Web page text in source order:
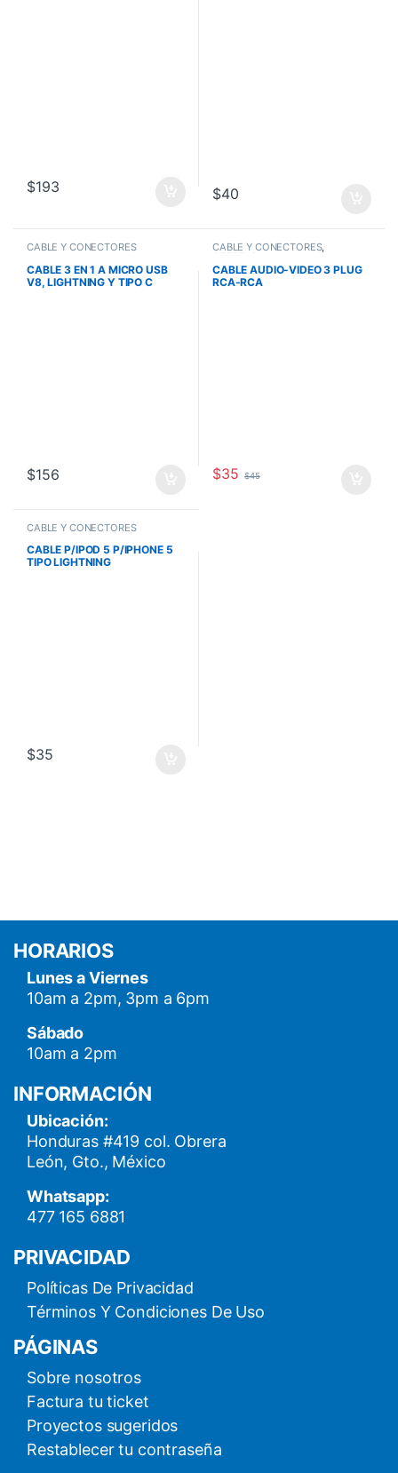
$193 $40
CABLE Y CONECTORES
CABLE 3 EN 1 A MICRO USB
V8, LIGHTNING Y TIPO C
$156
CABLE Y CONECTORES,
OFERTAS
CABLE AUDIO-VIDEO 3 PLUG
RCA-RCA
$35 $45
CABLE Y CONECTORES
CABLE P/IPOD 5 P/IPHONE 5
TIPO LIGHTNING
$35
HORARIOS
Lunes a Viernes
10am a 2pm, 3pm a 6pm
Sábado
10am a 2pm
INFORMACIÓN
Ubicación:
Honduras #419 col. Obrera
León, Gto., México
Whatsapp:
477 165 6881
PRIVACIDAD
Políticas De Privacidad
Términos Y Condiciones De Uso
PÁGINAS
Sobre nosotros
Factura tu ticket
Proyectos sugeridos
Restablecer tu contraseña